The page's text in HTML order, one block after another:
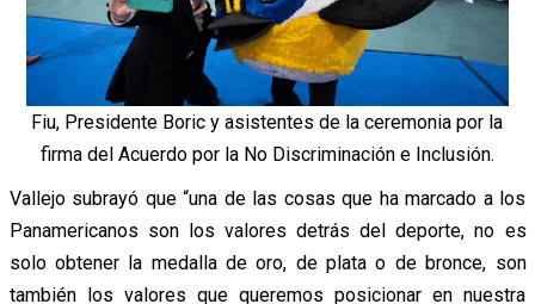
Fiu, Presidente Boric y asistentes de la ceremonia por la
firma del Acuerdo por la No Discriminación e Inclusión.
Vallejo subrayó que “una de las cosas que ha marcado a los
Panamericanos son los valores detrás del deporte, no es
solo obtener la medalla de oro, de plata o de bronce, son
también los valores que queremos posicionar en nuestra